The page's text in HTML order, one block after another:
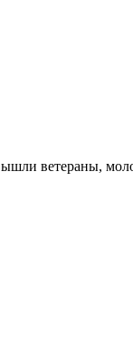
ветераны,